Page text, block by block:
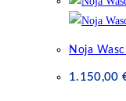
Noja
1.150,00